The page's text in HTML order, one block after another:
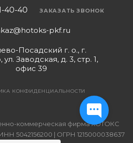
40-40 ЗАКАЗАТЬ ЗВОНОК
pkf.ru
Посадский г. о., г.
ул. Заводская, д. 3, стр. 1,
офис 39
КОНФИДЕНЦИАЛЬНОСТИ
коммерческая фирма ХОТОКС
5042156200 | ОГРН 1215000038637